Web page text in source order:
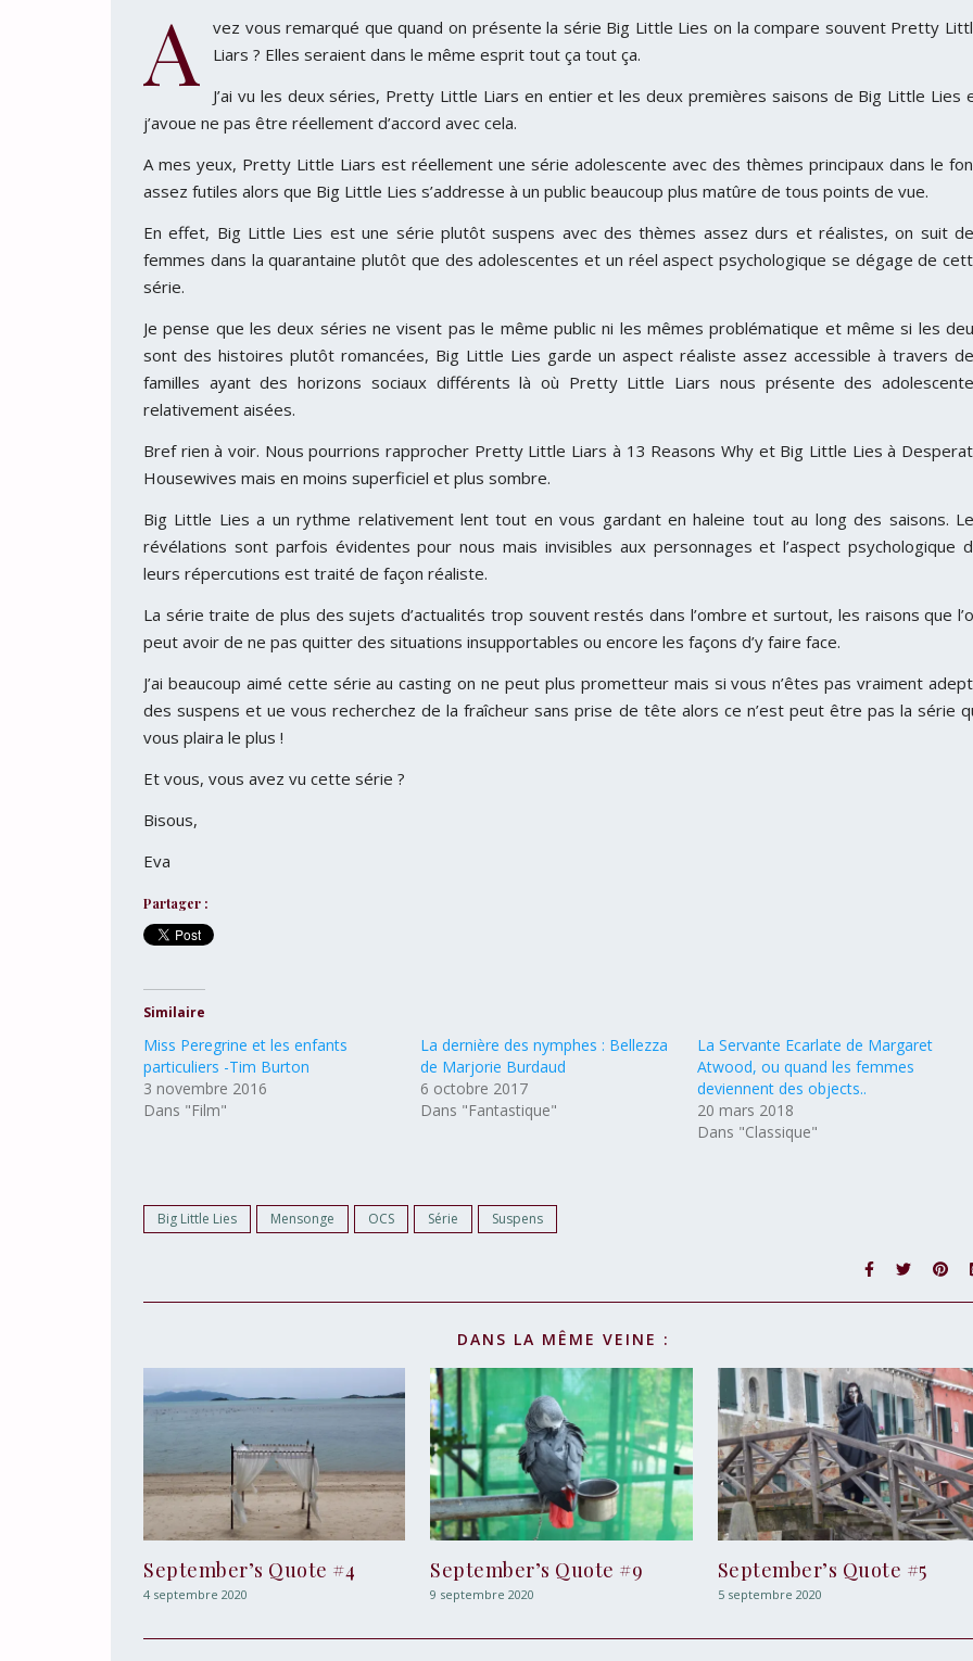
A
vez vous remarqué que quand on présente la série Big Little Lies on la compare souvent Pretty
Liars ? Elles seraient dans le même esprit tout ça tout ça.
J’ai vu les deux séries, Pretty Little Liars en entier et les deux premières saisons de Big Little Lies
j’avoue ne pas être réellement d’accord avec cela.
A mes yeux, Pretty Little Liars est réellement une série adolescente avec des thèmes principaux dans le
assez futiles alors que Big Little Lies s’addresse à un public beaucoup plus matûre de tous points de vue.
En effet, Big Little Lies est une série plutôt suspens avec des thèmes assez durs et réalistes, on suit
femmes dans la quarantaine plutôt que des adolescentes et un réel aspect psychologique se dégage de
série.
Je pense que les deux séries ne visent pas le même public ni les mêmes problématique et même si les
sont des histoires plutôt romancées, Big Little Lies garde un aspect réaliste assez accessible à travers
familles ayant des horizons sociaux différents là où Pretty Little Liars nous présente des
relativement aisées.
Bref rien à voir. Nous pourrions rapprocher Pretty Little Liars à 13 Reasons Why et Big Little Lies à
Housewives mais en moins superficiel et plus sombre.
Big Little Lies a un rythme relativement lent tout en vous gardant en haleine tout au long des saisons.
révélations sont parfois évidentes pour nous mais invisibles aux personnages et l’aspect psychologique
leurs répercutions est traité de façon réaliste.
La série traite de plus des sujets d’actualités trop souvent restés dans l’ombre et surtout, les raisons que
peut avoir de ne pas quitter des situations insupportables ou encore les façons d’y faire face.
J’ai beaucoup aimé cette série au casting on ne peut plus prometteur mais si vous n’êtes pas vraiment
des suspens et ue vous recherchez de la fraîcheur sans prise de tête alors ce n’est peut être pas la série
vous plaira le plus !
Et vous, vous avez vu cette série ?
Bisous,
Eva
Partager :
Similaire
Miss Peregrine et les enfants
particuliers -Tim Burton
3 novembre 2016
Dans "Film"
La dernière des nymphes : Bellezza
de Marjorie Burdaud
6 octobre 2017
Dans "Fantastique"
La Servante Ecarlate de Margaret
Atwood, ou quand les femmes
deviennent des objects..
20 mars 2018
Dans "Classique"
Big Little Lies Mensonge OCS Série Suspens
DANS LA MÊME VEINE :
September’s Quote #4
4 septembre 2020
September’s Quote #9
9 septembre 2020
September’s Quote #5
5 septembre 2020